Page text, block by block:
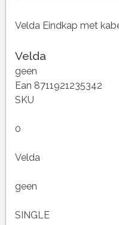
Velda Eindkap met
Velda
geen
Ean 8711921235342
SKU
0
Velda
geen
SINGLE